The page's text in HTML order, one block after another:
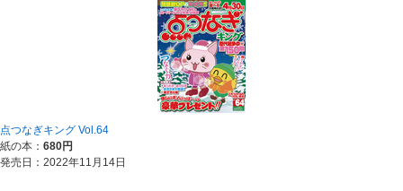
点つなぎキング Vol.64
紙の本： 680円
発売日：2022年11月14日